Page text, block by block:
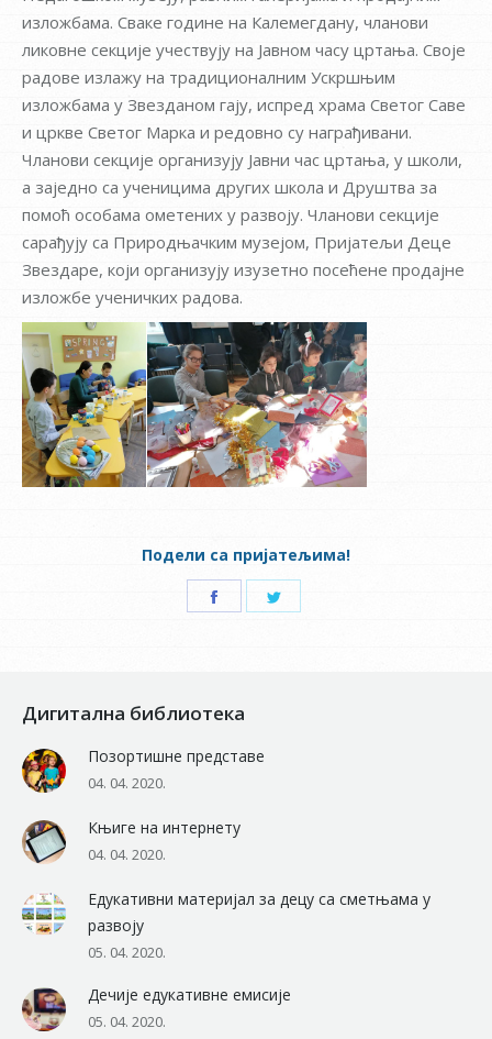
изложбама. Сваке године на Калемегдану, чланови
ликовне секције учествују на Јавном часу цртања. Своје
радове излажу на традиционалним Ускршњим
изложбама у Звезданом гају, испред храма Светог Саве
и цркве Светог Марка и редовно су награђивани.
Чланови секције организују Јавни час цртања, у школи,
а заједно са ученицима других школа и Друштва за
помоћ особама ометених у развоју. Чланови секције
сарађују са Природњачким музејом, Пријатељи Деце
Звездаре, који организују изузетно посећене продајне
изложбе ученичких радова.
Подели са пријатељима!
Share
Дигитална библиотека
Позортишне представе
04. 04. 2020.
Књиге на интернету
04. 04. 2020.
Едукативни материјал за децу са сметњама у
развоју
05. 04. 2020.
Дечије едукативне емисије
05. 04. 2020.